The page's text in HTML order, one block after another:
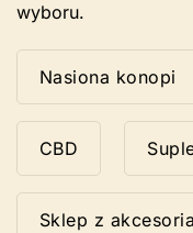
wyboru.
Nasiona konopi
CBD
Sklep z